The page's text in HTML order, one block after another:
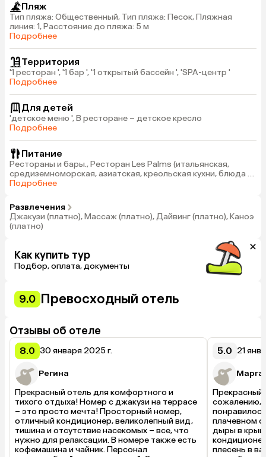
Пляж
Тип пляжа: Общественный, Тип пляжа: Песок, Пляжная
линия: 1, Расстояние до пляжа: 5 м
Подробнее
Территория
'1 ресторан ', '1 бар ', '1 открытый бассейн ', 'SPA-центр '
Подробнее
Для детей
'детское меню ', В ресторане – детское кресло
Подробнее
Питание
Рестораны и бары., Ресторан Les Palms (итальянская,
средиземноморская, азиатская, креольская кухни, блюда из
морепродуктов, гриль), Уютный бар The Ocean View с зоной
проводятся послеобеденные чаепития, по вечерам звучит
музыка)., В концепцию All Inclusive входит: завтрак, обед и
ужин; напитки по меню AI (включая безалкогольные напитки,
местное пиво, домашнее вино по бокалам, местный крепкий
Подробнее
Развлечения
Джакузи (платно), Массаж (платно), Дайвинг (платно), Каноэ
(платно)
Как купить тур
Подбор, оплата, документы
9.0 Превосходный отель
Отзывы об отеле
8.0 30 января 2025 г.
Регина
Прекрасный отель для комфортного и
тихого отдыха! Номер с джакузи на террасе
– это просто мечта! Просторный номер,
отличный кондиционер, великолепный вид,
тишина и отсутствие насекомых – все, что
нужно для релаксации. В номере также есть
кофемашина и чайник. Персонал
5.0 21
Прекрасный
сожалению,
плачевном
дыры в
плесень в